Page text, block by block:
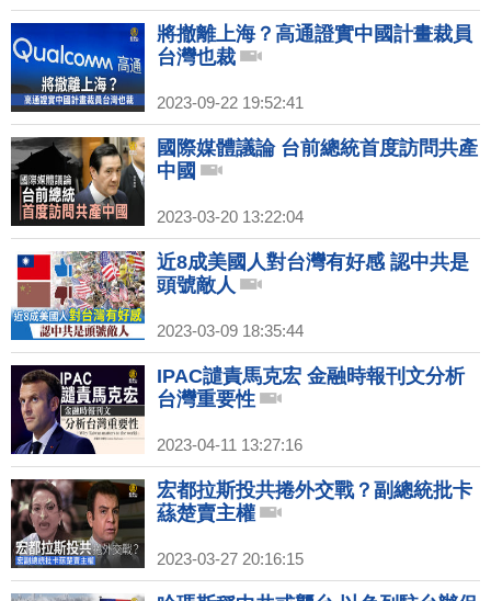
將撤離上海？高通證實中國計畫裁員
台灣也裁
2023-09-22 19:52:41
國際媒體議論 台前總統首度訪問共產
中國
2023-03-20 13:22:04
近8成美國人對台灣有好感 認中共是
頭號敵人
2023-03-09 18:35:44
IPAC譴責馬克宏 金融時報刊文分析
台灣重要性
2023-04-11 13:27:16
宏都拉斯投共捲外交戰？副總統批卡
蕬楚賣主權
2023-03-27 20:16:15